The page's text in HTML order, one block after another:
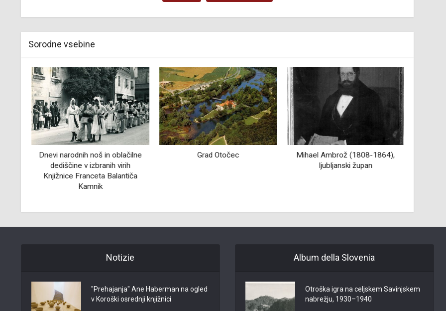
Sorodne vsebine
Dnevi narodnih noš in oblačilne
dediščine v izbranih virih
Knjižnice Franceta Balantiča
Kamnik
Grad Otočec
Mihael Ambrož (1808-1864),
ljubljanski župan
Notizie
"Prehajanja" Ane Haberman na ogled
v Koroški osrednji knjižnici
Album della Slovenia
Otroška igra na celjskem Savinjskem
nabrežju, 1930–1940